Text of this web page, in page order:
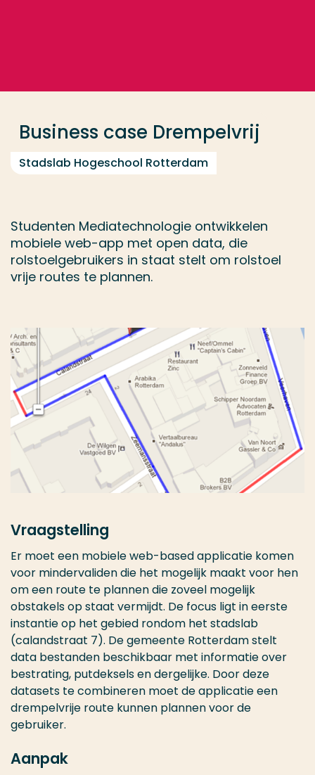
Business case Drempelvrij
Stadslab Hogeschool Rotterdam
Studenten Mediatechnologie ontwikkelen
mobiele web-app met open data, die
rolstoelgebruikers in staat stelt om rolstoel
vrije routes te plannen.
Vraagstelling
Er moet een mobiele web-based applicatie komen
voor mindervaliden die het mogelijk maakt voor hen
om een route te plannen die zoveel mogelijk
obstakels op staat vermijdt. De focus ligt in eerste
instantie op het gebied rondom het stadslab
(calandstraat 7). De gemeente Rotterdam stelt
data bestanden beschikbaar met informatie over
bestrating, putdeksels en dergelijke. Door deze
datasets te combineren moet de applicatie een
drempelvrije route kunnen plannen voor de
gebruiker.
Aanpak
Opleiding
Contact